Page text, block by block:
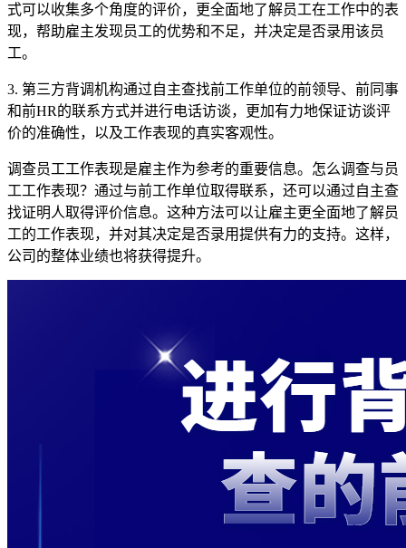
式可以收集多个角度的评价，更全面地了解员工在工作中的表
现，帮助雇主发现员工的优势和不足，并决定是否录用该员
工。
3. 第三方背调机构通过自主查找前工作单位的前领导、前同事
和前HR的联系方式并进行电话访谈，更加有力地保证访谈评
价的准确性，以及工作表现的真实客观性。
调查员工工作表现是雇主作为参考的重要信息。怎么调查与员
工工作表现？通过与前工作单位取得联系，还可以通过自主查
找证明人取得评价信息。这种方法可以让雇主更全面地了解员
工的工作表现，并对其决定是否录用提供有力的支持。这样，
公司的整体业绩也将获得提升。